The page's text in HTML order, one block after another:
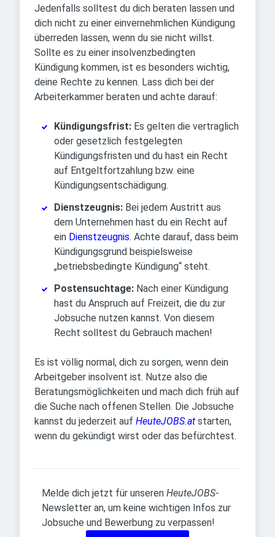
Jedenfalls solltest du dich beraten lassen und
dich nicht zu einer einvernehmlichen Kündigung
überreden lassen, wenn du sie nicht willst.
Sollte es zu einer insolvenzbedingten
Kündigung kommen, ist es besonders wichtig,
deine Rechte zu kennen. Lass dich bei der
Arbeiterkammer beraten und achte darauf:
Kündigungsfrist: Es gelten die vertraglich
oder gesetzlich festgelegten
Kündigungsfristen und du hast ein Recht
auf Entgeltfortzahlung bzw. eine
Kündigungsentschädigung.
Dienstzeugnis: Bei jedem Austritt aus
dem Unternehmen hast du ein Recht auf
ein Dienstzeugnis. Achte darauf, dass beim
Kündigungsgrund beispielsweise
„betriebsbedingte Kündigung“ steht.
Postensuchtage: Nach einer Kündigung
hast du Anspruch auf Freizeit, die du zur
Jobsuche nutzen kannst. Von diesem
Recht solltest du Gebrauch machen!
Es ist völlig normal, dich zu sorgen, wenn dein
Arbeitgeber insolvent ist. Nutze also die
Beratungsmöglichkeiten und mach dich früh auf
die Suche nach offenen Stellen. Die Jobsuche
kannst du jederzeit auf HeuteJOBS.at starten,
wenn du gekündigt wirst oder das befürchtest.
Melde dich jetzt für unseren HeuteJOBS-
Newsletter an, um keine wichtigen Infos zur
Jobsuche und Bewerbung zu verpassen!